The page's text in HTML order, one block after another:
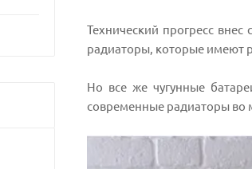
Технический прогресс
радиаторы, которые имеют
Но все же чугунные
современные радиаторы во